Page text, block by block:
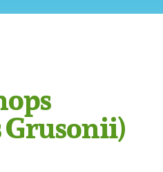
Grusonii)